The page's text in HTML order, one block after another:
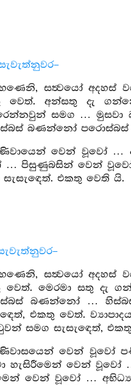
සත්‍වයෝ අදහස්
වෙත්. අන්සතු දැ
සමග …
බණන්නෝ
වෙන් වූවෝ …
… පිසුණුබසින් වෙන්
එකතු වෙති යි.
සත්‍වයෝ අදහස්
වෙත්. මෙරමා සතු දැ
බණන්නෝ …
එකතු වෙත්.
සමග සැසැඳෙත්,
වෙන් වූවෝ
හැසිරීමෙන් වෙන්
වෙන් වූවෝ …